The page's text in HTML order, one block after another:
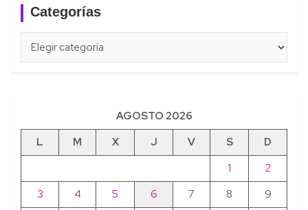
Categorías
AGOSTO 2026
L
M X J V S
D
1
2
3
4 5 6 7 8
9